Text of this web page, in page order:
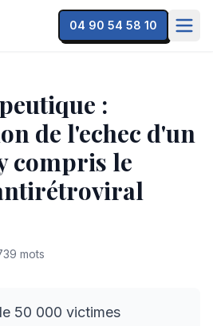
04 90 54 58 10
:
de l'echec d'un
compris le
mots
50 000 victimes